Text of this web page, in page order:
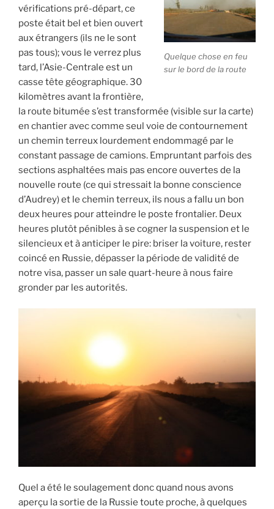
Quelque chose en feu
sur le bord de la route
vérifications pré-départ, ce
poste était bel et bien ouvert
aux étrangers (ils ne le sont
pas tous); vous le verrez plus
tard, l’Asie-Centrale est un
casse tête géographique. 30
kilomètres avant la frontière,
la route bitumée s’est transformée (visible sur la carte)
en chantier avec comme seul voie de contournement
un chemin terreux lourdement endommagé par le
constant passage de camions. Empruntant parfois des
sections asphaltées mais pas encore ouvertes de la
nouvelle route (ce qui stressait la bonne conscience
d’Audrey) et le chemin terreux, ils nous a fallu un bon
deux heures pour atteindre le poste frontalier. Deux
heures plutôt pénibles à se cogner la suspension et le
silencieux et à anticiper le pire: briser la voiture, rester
coincé en Russie, dépasser la période de validité de
notre visa, passer un sale quart-heure à nous faire
gronder par les autorités.
Quel a été le soulagement donc quand nous avons
aperçu la sortie de la Russie toute proche, à quelques